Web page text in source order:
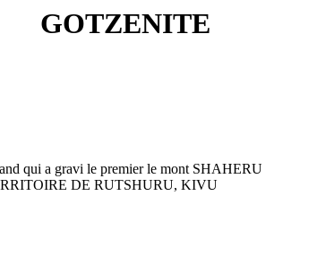
GOTZENITE
qui a gravi le premier le mont SHAHERU
DE RUTSHURU, KIVU